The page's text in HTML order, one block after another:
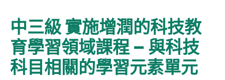
中三級 實施增潤的科技教
育學習領域課程 – 與科技
科目相關的學習元素單元